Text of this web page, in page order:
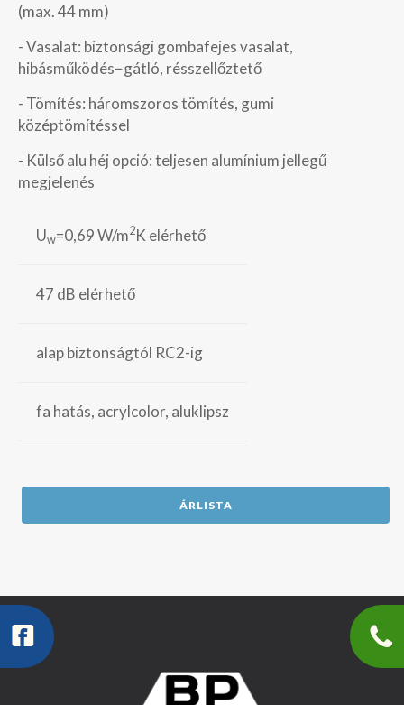
(max. 44 mm)
- Vasalat: biztonsági gombafejes vasalat,
hibásműködés−gátló, résszellőztető
- Tömítés: háromszoros tömítés, gumi
középtömítéssel
- Külső alu héj opció: teljesen alumínium jellegű
megjelenés
Uw=0,69 W/m2K elérhető
47 dB elérhető
alap biztonságtól RC2-ig
fa hatás, acrylcolor, aluklipsz
ÁRLISTA